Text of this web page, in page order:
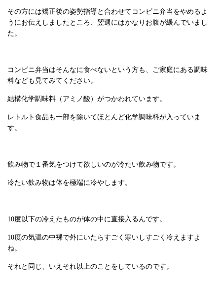
その方には矯正後の姿勢指導と合わせてコンビニ弁当をやめるよ
うにお伝えしましたところ、翌週にはかなりお腹が緩んでいまし
た。
コンビニ弁当はそんなに食べないという方も、ご家庭にある調味
料なども見てみてください。
結構化学調味料（アミノ酸）がつかわれています。
レトルト食品も一部を除いてほとんど化学調味料が入っていま
す。
飲み物で１番気をつけて欲しいのが冷たい飲み物です。
冷たい飲み物は体を極端に冷やします。
10度以下の冷えたものが体の中に直接入るんです。
10度の気温の中裸で外にいたらすごく寒いしすごく冷えますよ
ね。
それと同じ、いえそれ以上のことをしているのです。